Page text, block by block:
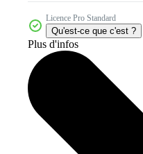
Licence Pro Standard
Qu'est-ce que c'est ?
Plus d'infos